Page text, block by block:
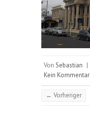
Von Sebastian |
Kein Kommentar
← Vorheriger